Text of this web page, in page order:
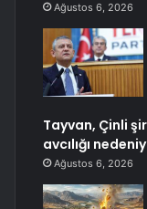
Ağustos 6, 2026
Tayvan, Çinli
avcılığı
Ağustos 6, 2026